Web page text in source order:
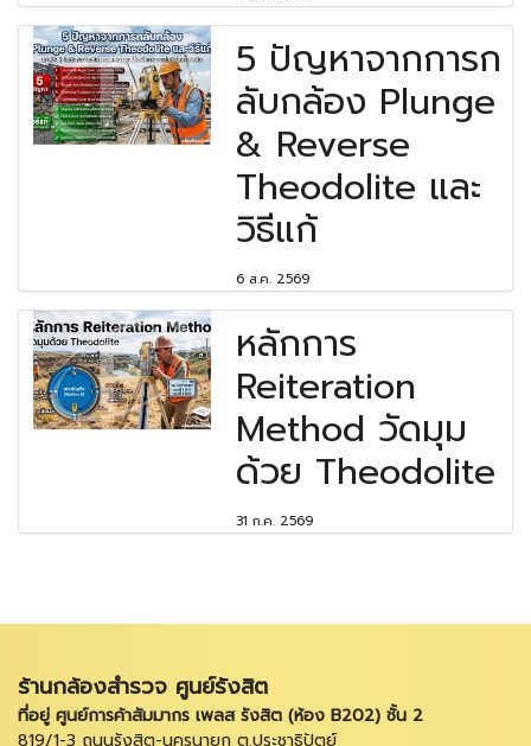
5 ปัญหาจากการก
ลับกล้อง Plunge
& Reverse
Theodolite และ
วิธีแก้
6 ส.ค. 2569
หลักการ
Reiteration
Method วัดมุม
ด้วย Theodolite
31 ก.ค. 2569
ร้านกล้องสำรวจ ศูนย์รังสิต
ที่อยู่ ศูนย์การค้าสัมมากร เพลส รังสิต (ห้อง B202) ชั้น 2
819/1-3 ถนนรังสิต-นครนายก ต.ประชาธิปัตย์